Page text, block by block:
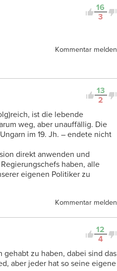
16
3
Kommentar melden
13
2
ist die lebende
weg, aber unauffällig. Die
im 19. Jh. – endete nicht
direkt anwenden und
haben, alle
eigenen Politiker zu
Kommentar melden
12
4
zu haben, dabei sind das
aber jeder hat so seine eigene